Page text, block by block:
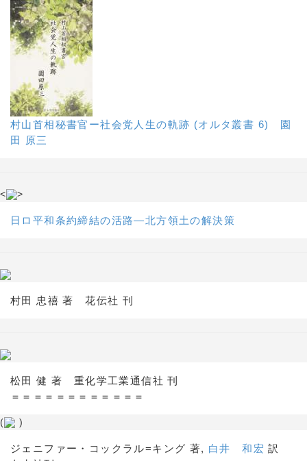
村山首相秘書官ー社会党人生の軌跡 (オルタ叢書 6) 園
田 原三
< >
日ロ平和条約締結の活路―北方領土の解決策
村田 忠禧 著 花伝社 刊
松田 健 著 重化学工業通信社 刊
＝＝＝＝＝＝＝＝＝＝＝＝
( )
ジェニファー・コックラル=キング 著, 白井 和宏 訳